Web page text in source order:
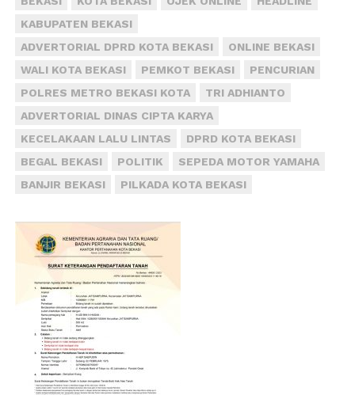
KABUPATEN BEKASI
ADVERTORIAL DPRD KOTA BEKASI
ONLINE BEKASI
WALI KOTA BEKASI
PEMKOT BEKASI
PENCURIAN
POLRES METRO BEKASI KOTA
TRI ADHIANTO
ADVERTORIAL DINAS CIPTA KARYA
KECELAKAAN LALU LINTAS
DPRD KOTA BEKASI
BEGAL BEKASI
POLITIK
SEPEDA MOTOR YAMAHA
BANJIR BEKASI
PILKADA KOTA BEKASI